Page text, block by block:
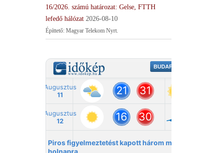
16/2026. számú határozat: Gelse, FTTH
lefedő hálózat 2026-08-10
Építtető: Magyar Telekom Nyrt.